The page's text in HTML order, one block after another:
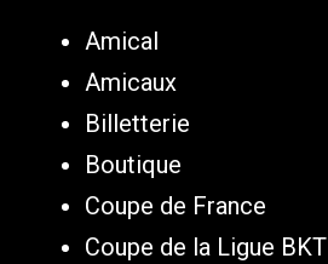
Amical
Amicaux
Billetterie
Boutique
Coupe de France
Coupe de la Ligue BKT